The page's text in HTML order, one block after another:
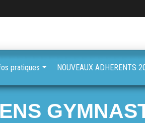
pratiques NOUVEAUX ADHERENTS